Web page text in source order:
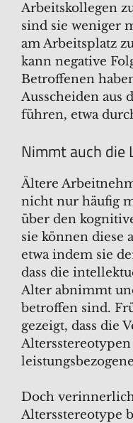
Arbeitskollegen
sind sie weniger
am Arbeitsplatz
kann negative
Betroffenen
Ausscheiden aus
führen, etwa
Nimmt auch die
Ältere
nicht nur häufig
über den
sie können diese
etwa indem sie
dass die
Alter abnimmt
betroffen sind.
gezeigt, dass die
Doch
Altersstereotype